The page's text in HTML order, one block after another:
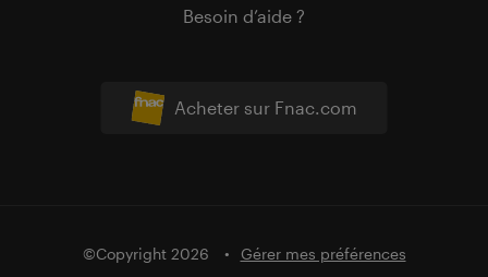
Acheter sur Fnac.com
Besoin d’aide ?
©Copyright 2026 Gérer mes préférences